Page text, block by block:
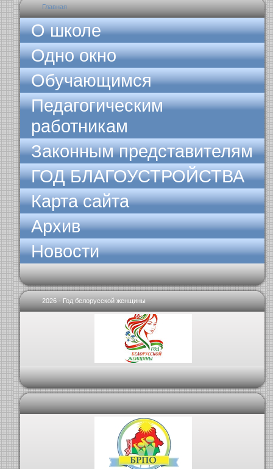
Главная
О школе
Одно окно
Обучающимся
Педагогическим
работникам
Законным представителям
ГОД БЛАГОУСТРОЙСТВА
Карта сайта
Архив
Новости
2026 - Год белорусской женщины